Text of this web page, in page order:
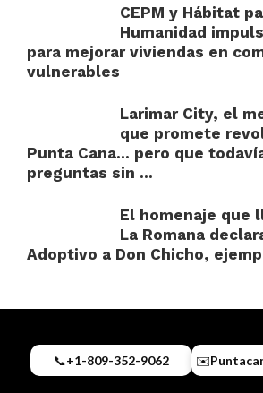
CEPM y Hábitat
Humanidad
para mejorar viviendas en
vulnerables
Larimar City, el
que promete
Punta Cana… pero que
preguntas sin ...
El homenaje que
La Romana
Adoptivo a Don Chicho,
📞+1-809-352-9062 ✉️